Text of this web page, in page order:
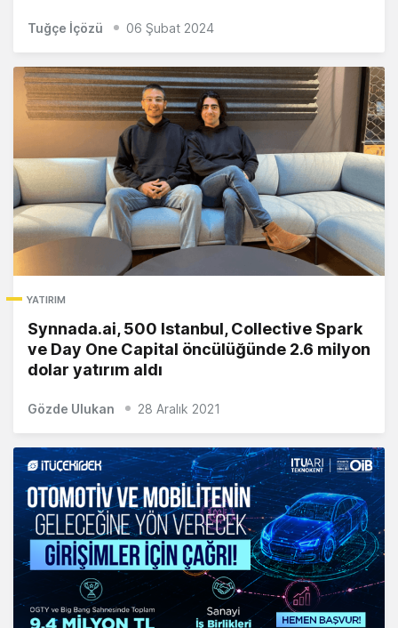
Tuğçe İçözü 06 Şubat 2024
YATIRIM
Synnada.ai, 500 Istanbul, Collective Spark
ve Day One Capital öncülüğünde 2.6 milyon
dolar yatırım aldı
Gözde Ulukan 28 Aralık 2021